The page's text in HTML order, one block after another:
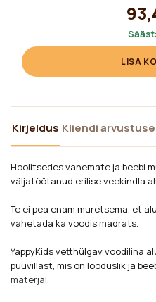
Sääst:
LISA
Kirjeldus Kliendi
Hoolitsedes vanemate ja beebi
väljatöötanud erilise veekindla
Te ei pea enam muretsema, et
vahetada ka voodis madrats.
YappyKids vetthülgav voodilina
puuvillast, mis on looduslik ja
materjal.